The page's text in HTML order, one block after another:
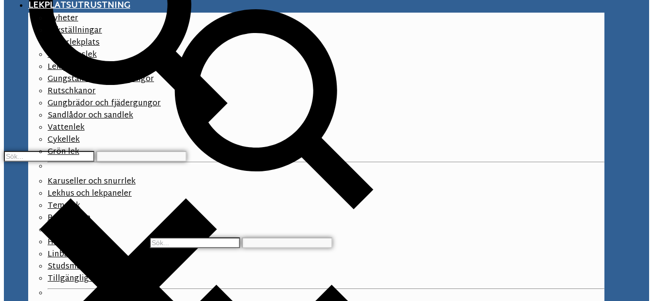
LEKPLATSUTRUSTNING
Nyheter
Lekställningar
Naturlekplats
Småbarnslek
Lek på förskolegården
Gungställningar och gungor
Rutschkanor
Gungbrädor och fjädergungor
Sandlådor och sandlek
Vattenlek
Cykellek
Grön lek
Karuseller och snurrlek
Lekhus och lekpaneler
Temalek
Balansbana
Hinderbana
Linbanor
Studsmattor
Tillgänglig lek